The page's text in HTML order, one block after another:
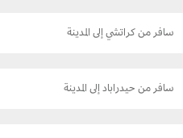
سافر من كراتشي إلى المدينة
سافر من حيدراباد إلى المدينة